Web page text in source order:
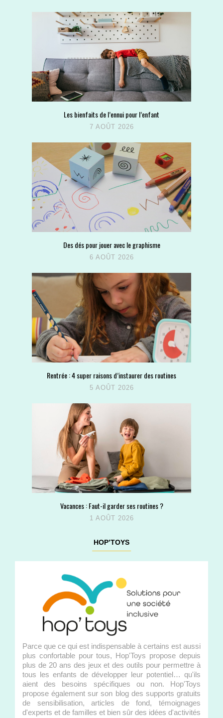
Les bienfaits de l’ennui pour l’enfant
7 AOÛT 2026
Des dés pour jouer avec le graphisme
6 AOÛT 2026
Rentrée : 4 super raisons d’instaurer des routines
5 AOÛT 2026
Vacances : Faut-il garder ses routines ?
1 AOÛT 2026
HOP’TOYS
Parce que ce qui est indispensable à certains est aussi
plus confortable pour tous, Hop'Toys propose depuis
plus de 20 ans des jeux et des outils pour permettre à
tous les enfants de développer leur potentiel… qu'ils
aient des besoins spécifiques ou non. Hop'Toys
propose également sur son blog des supports gratuits
de sensibilisation, articles de fond, témoignages
d'experts et de familles et bien sûr des idées d'activités